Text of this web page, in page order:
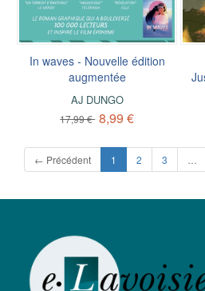
In waves - Nouvelle édition
augmentée
AJ DUNGO
17,99 € 8,99 €
← Précédent 1 (current)
2 3